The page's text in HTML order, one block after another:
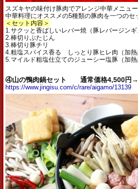
スズキヤの味付け豚肉でアレンジ中華メニュー
中華料理にオススメの5種類の豚肉を一つのセ
＜セット内容＞
1.サクッと香ばしいレバー焼（豚レバージンギ
2.棒切りぶたじん
3.棒切り豚チリ
4.粗塩スパイス香る しっとり豚ヒレ肉（加熱
5.マイルド粗塩仕立てのジューシー塩豚（加熱
④山の鴨肉鍋セット 通常価格4,500円
https://www.jingisu.com/c/rare/aigamo/13139